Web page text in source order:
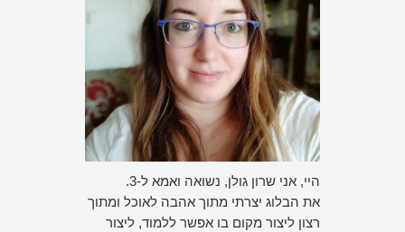
היי, אני שרון גולן, נשואה ואמא ל-3.
את הבלוג יצרתי מתוך אהבה לאוכל ומתוך
רצון ליצור מקום בו אפשר ללמוד, ליצור